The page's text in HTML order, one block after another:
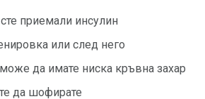
приемали инсулин
или след него
да имате ниска кръвна захар
да шофирате